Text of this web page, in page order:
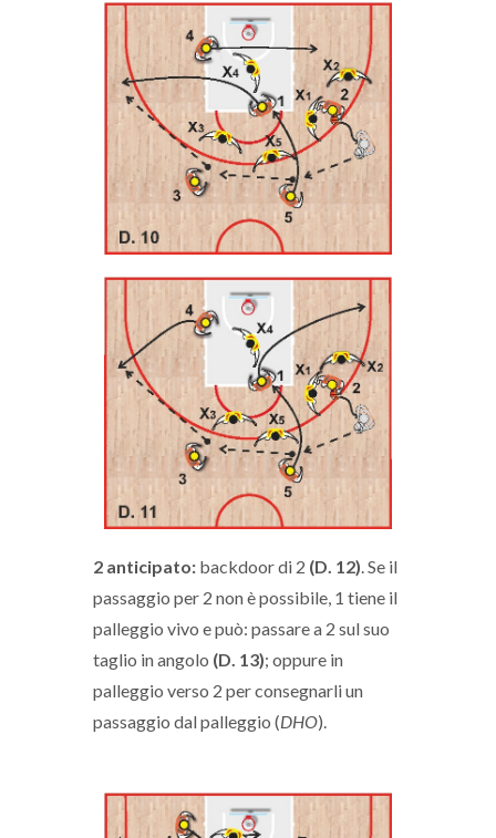
2 anticipato: backdoor di 2 (D. 12). Se il
passaggio per 2 non è possibile, 1 tiene il
palleggio vivo e può: passare a 2 sul suo
taglio in angolo (D. 13); oppure in
palleggio verso 2 per consegnarli un
passaggio dal palleggio (DHO).